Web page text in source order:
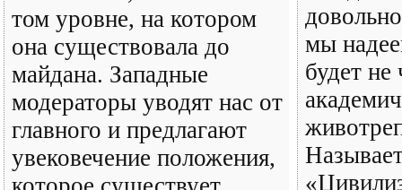
том уровне, на котором
она существовала до
майдана. Западные
модераторы уводят нас от
главного и предлагают
увековечение положения,
мы
будет не